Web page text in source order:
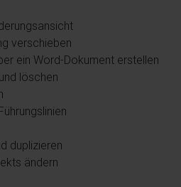
verschieben
ein Word-Dokument erstellen
löschen
duplizieren
ändern